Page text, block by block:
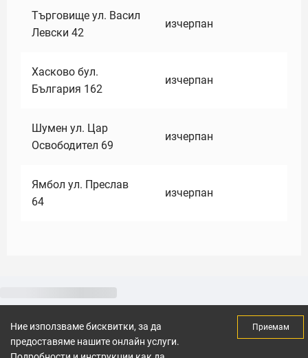
Търговище ул. Васил
Левски 42
изчерпан
Хасково бул.
България 162
изчерпан
Шумен ул. Цар
Освободител 69
изчерпан
Ямбол ул. Преслав
64
изчерпан
Ние използваме бисквитки, за да
предоставяме нашите онлайн услуги.
Приемам